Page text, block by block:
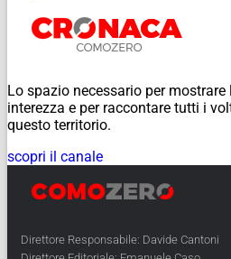
Lo spazio necessario per
interezza e per raccontare tutti i
questo territorio.
scopri il canale
Direttore Responsabile: Davide Cantoni